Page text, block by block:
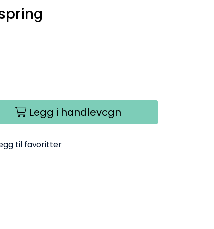
Legg i handlevogn
til favoritter